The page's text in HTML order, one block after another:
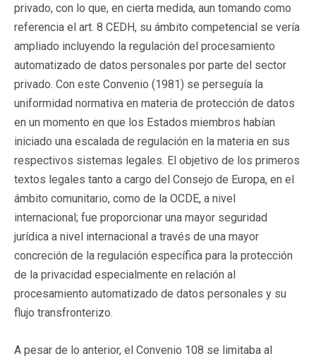
privado, con lo que, en cierta medida, aun tomando como
referencia el art. 8 CEDH, su ámbito competencial se vería
ampliado incluyendo la regulación del procesamiento
automatizado de datos personales por parte del sector
privado. Con este Convenio (1981) se perseguía la
uniformidad normativa en materia de protección de datos
en un momento en que los Estados miembros habían
iniciado una escalada de regulación en la materia en sus
respectivos sistemas legales. El objetivo de los primeros
textos legales tanto a cargo del Consejo de Europa, en el
ámbito comunitario, como de la OCDE, a nivel
internacional; fue proporcionar una mayor seguridad
jurídica a nivel internacional a través de una mayor
concreción de la regulación específica para la protección
de la privacidad especialmente en relación al
procesamiento automatizado de datos personales y su
flujo transfronterizo.
A pesar de lo anterior, el Convenio 108 se limitaba al